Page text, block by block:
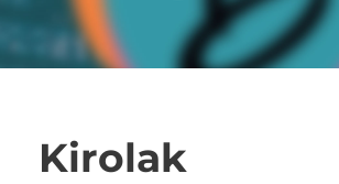
Kirolak